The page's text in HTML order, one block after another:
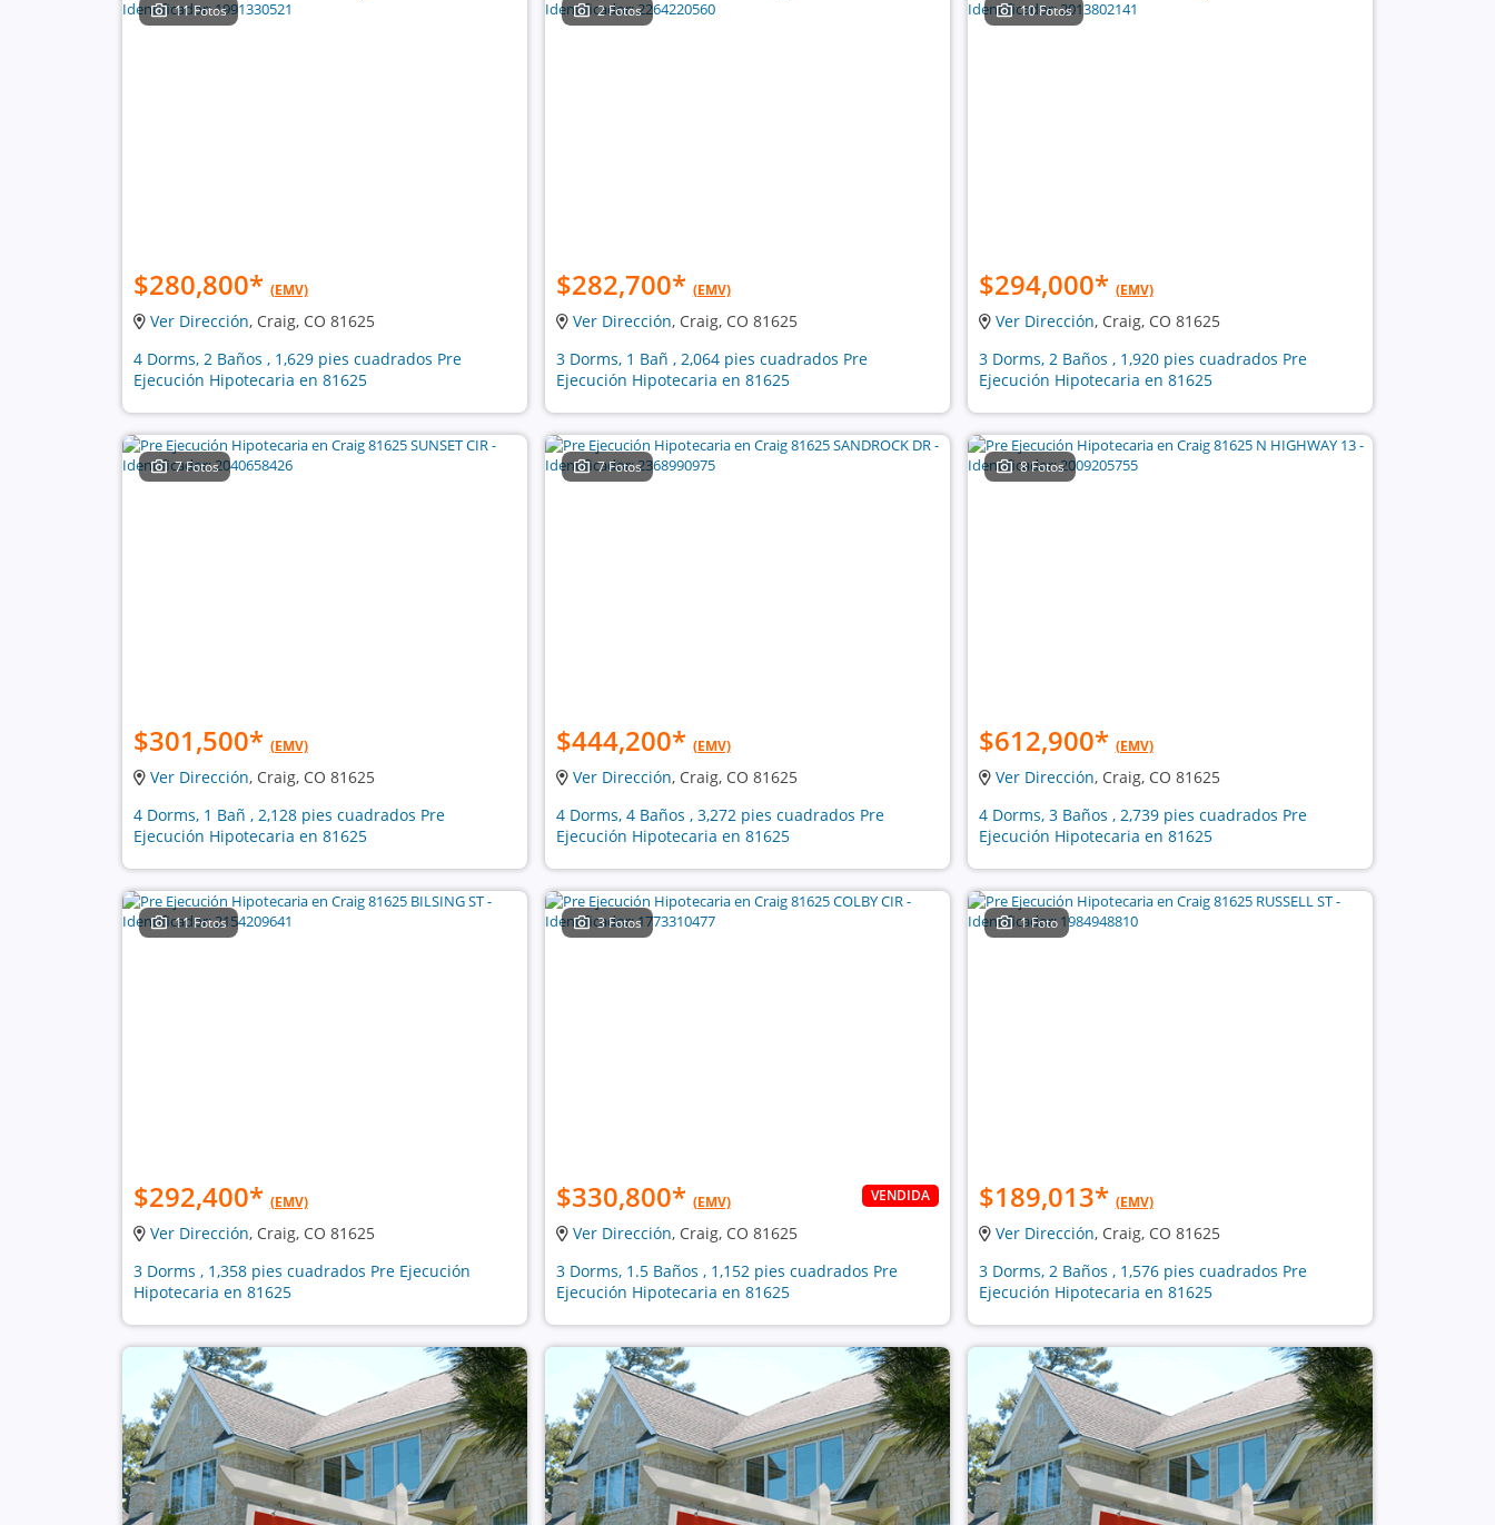
11 Fotos
$280,800* (EMV)
Ver Dirección, Craig, CO 81625
4 Dorms, 2 Baños , 1,629 pies cuadrados Pre
Ejecución Hipotecaria en 81625
2 Fotos
$282,700* (EMV)
Ver Dirección, Craig, CO 81625
3 Dorms, 1 Bañ , 2,064 pies cuadrados Pre
Ejecución Hipotecaria en 81625
10 Fotos
$294,000* (EMV)
Ver Dirección, Craig, CO 81625
3 Dorms, 2 Baños , 1,920 pies cuadrados Pre
Ejecución Hipotecaria en 81625
7 Fotos
$301,500* (EMV)
Ver Dirección, Craig, CO 81625
4 Dorms, 1 Bañ , 2,128 pies cuadrados Pre
Ejecución Hipotecaria en 81625
7 Fotos
$444,200* (EMV)
Ver Dirección, Craig, CO 81625
4 Dorms, 4 Baños , 3,272 pies cuadrados Pre
Ejecución Hipotecaria en 81625
8 Fotos
$612,900* (EMV)
Ver Dirección, Craig, CO 81625
4 Dorms, 3 Baños , 2,739 pies cuadrados Pre
Ejecución Hipotecaria en 81625
11 Fotos
$292,400* (EMV)
Ver Dirección, Craig, CO 81625
3 Dorms , 1,358 pies cuadrados Pre Ejecución
Hipotecaria en 81625
3 Fotos
$330,800* (EMV) VENDIDA
Ver Dirección, Craig, CO 81625
3 Dorms, 1.5 Baños , 1,152 pies cuadrados Pre
Ejecución Hipotecaria en 81625
1 Foto
$189,013* (EMV)
Ver Dirección, Craig, CO 81625
3 Dorms, 2 Baños , 1,576 pies cuadrados Pre
Ejecución Hipotecaria en 81625